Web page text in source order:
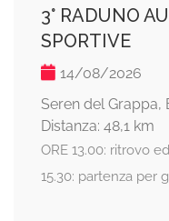
3° RADUNO
SPORTIVE
14/08/2026
Seren del Grappa,
Distanza: 48,1 km
ORE 13.00: ritrovo
15.30: partenza per